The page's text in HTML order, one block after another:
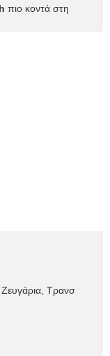
πιο κοντά στη
Τρανσ